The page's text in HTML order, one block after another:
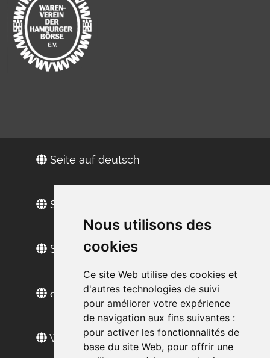
Nous utilisons des
cookies
Ce site Web utilise des cookies et
d'autres technologies de suivi
pour améliorer votre expérience
de navigation aux fins suivantes :
pour activer les fonctionnalités de
base du site Web, pour offrir une
Seite auf deutsch
Site in Englisch
Sitio web en español
сайт на русском
Web sitesi türkçe